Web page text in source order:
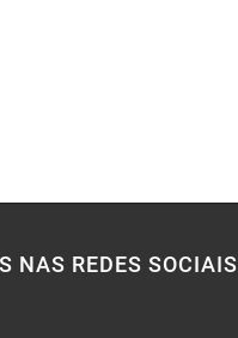
NAS REDES SOCIAIS